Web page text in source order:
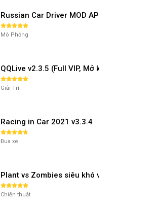
Russian Car Driver MOD APK v0.9.98
Mô Phỏng
QQLive v2.3.5 (Full VIP, Mở khóa phòng)
Giải Trí
Racing in Car 2021 v3.3.4
Đua xe
Plant vs Zombies siêu khó v3.4.0
Chiến thuật